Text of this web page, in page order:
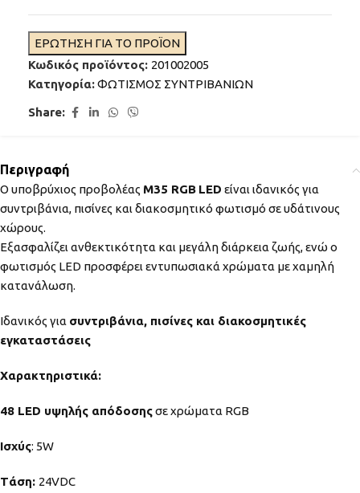
ΕΡΩΤΗΣΗ ΓΙΑ ΤΟ ΠΡΟΪΟΝ
Κωδικός προϊόντος: 201002005
Κατηγορία:ΦΩΤΙΣΜΟΣ ΣΥΝΤΡΙΒΑΝΙΩΝ
Share:
Περιγραφή
Ο υποβρύχιος προβολέας M35 RGB LED είναι ιδανικός για
συντριβάνια, πισίνες και διακοσμητικό φωτισμό σε υδάτινους
χώρους.
Eξασφαλίζει ανθεκτικότητα και μεγάλη διάρκεια ζωής, ενώ ο
φωτισμός LED προσφέρει εντυπωσιακά χρώματα με χαμηλή
κατανάλωση.
Ιδανικός για συντριβάνια, πισίνες και διακοσμητικές
εγκαταστάσεις
Χαρακτηριστικά:
48 LED υψηλής απόδοσηςσε χρώματα RGB
Ισχύς: 5W
Tάση: 24VDC